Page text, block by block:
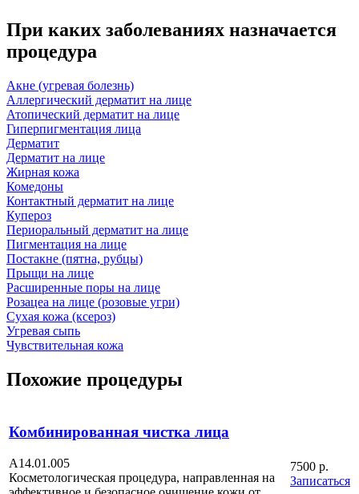
При каких заболеваниях назначается
процедура
Акне (угревая болезнь)
Аллергический дерматит на лице
Атопический дерматит на лице
Гиперпигментация лица
Дерматит
Дерматит на лице
Жирная кожа
Комедоны
Контактный дерматит на лице
Купероз
Периоральный дерматит на лице
Пигментация на лице
Постакне (пятна, рубцы)
Прыщи на лице
Расширенные поры на лице
Розацеа на лице (розовые угри)
Сухая кожа (ксероз)
Угревая сыпь
Чувствительная кожа
Похожие процедуры
Комбинированная чистка лица
А14.01.005
Косметологическая процедура, направленная на
7500 р.
Записаться